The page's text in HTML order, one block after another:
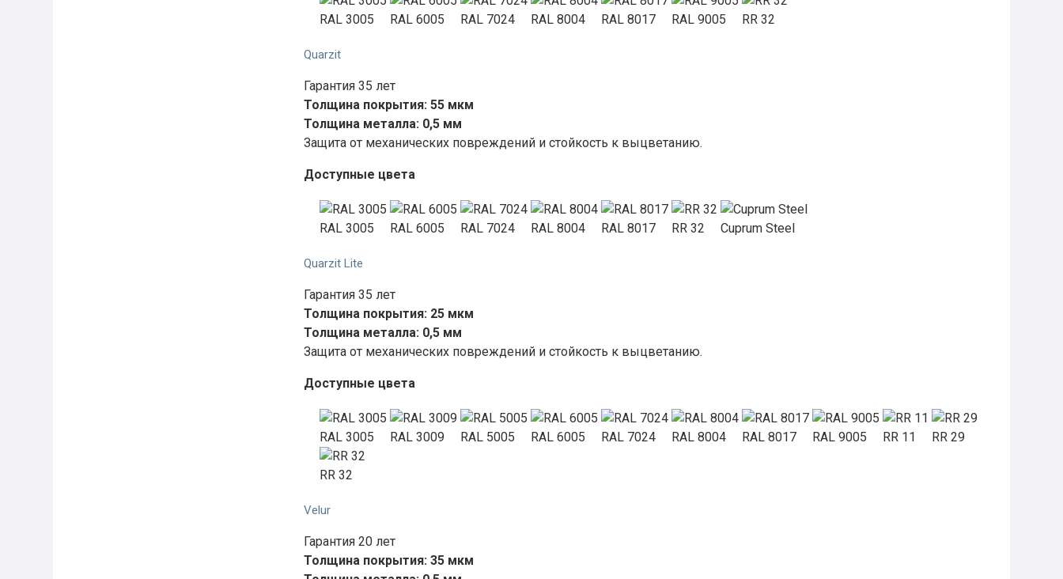
RAL 3005 RAL 6005 RAL 7024 RAL 8004 RAL 8017 RAL 9005 RR 32
Quarzit
Гарантия 35 лет
Толщина покрытия: 55 мкм
Толщина металла: 0,5 мм
Защита от механических повреждений и стойкость к выцветанию.
Доступные цвета
RAL 3005 RAL 6005 RAL 7024 RAL 8004 RAL 8017 RR 32 Cuprum Steel
Quarzit Lite
Гарантия 35 лет
Толщина покрытия: 25 мкм
Толщина металла: 0,5 мм
Защита от механических повреждений и стойкость к выцветанию.
Доступные цвета
RAL 3005 RAL 3009 RAL 5005 RAL 6005 RAL 7024 RAL 8004 RAL 8017 RAL 9005 RR 11 RR 29
RR 32
Velur
Гарантия 20 лет
Толщина покрытия: 35 мкм